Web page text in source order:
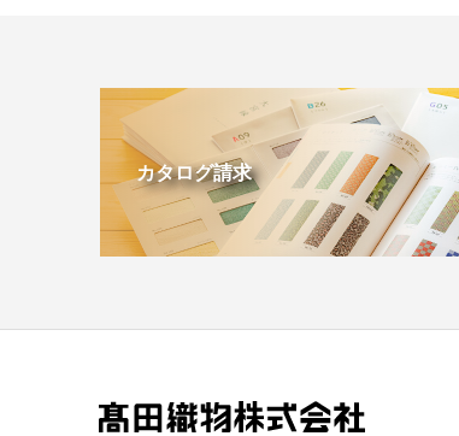
カタログ請求